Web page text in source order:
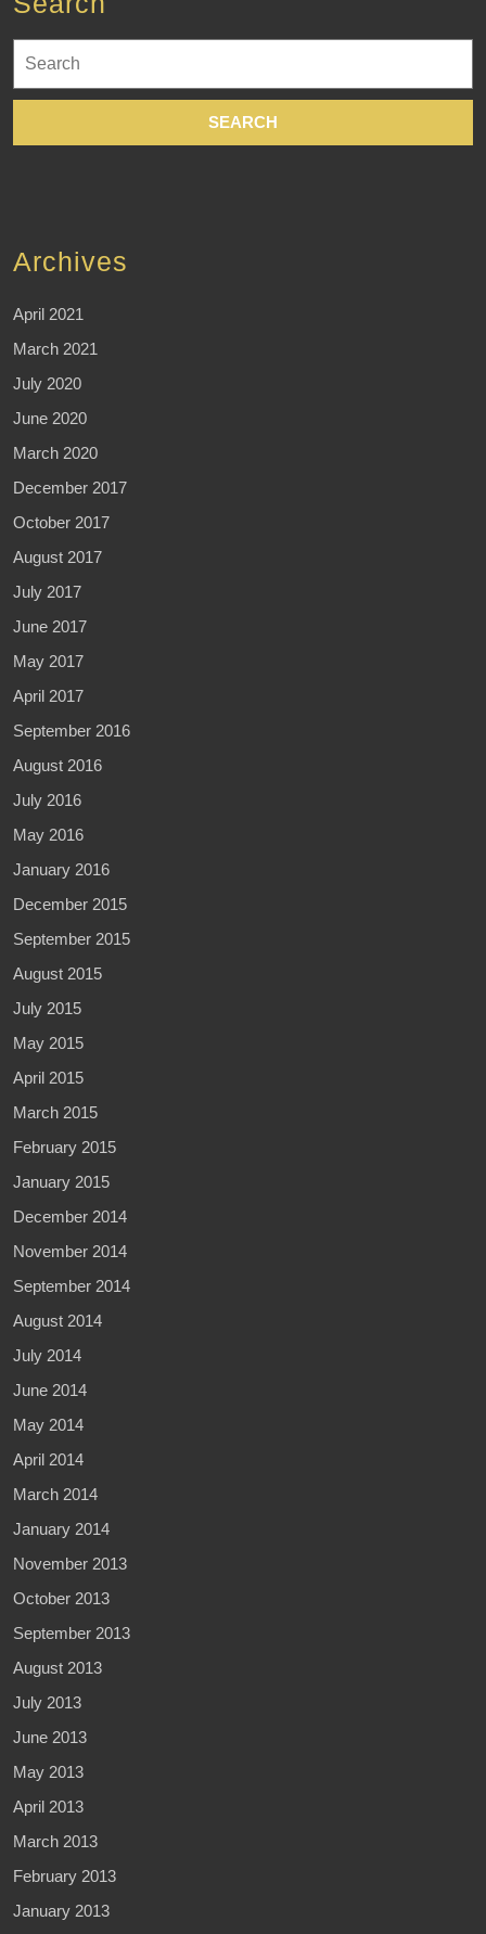
for:
Archives
April 2021
March 2021
July 2020
June 2020
March 2020
December 2017
October 2017
August 2017
July 2017
June 2017
May 2017
April 2017
September 2016
August 2016
July 2016
May 2016
January 2016
December 2015
September 2015
August 2015
July 2015
May 2015
April 2015
March 2015
February 2015
January 2015
December 2014
November 2014
September 2014
August 2014
July 2014
June 2014
May 2014
April 2014
March 2014
January 2014
November 2013
October 2013
September 2013
August 2013
July 2013
June 2013
May 2013
April 2013
March 2013
February 2013
January 2013